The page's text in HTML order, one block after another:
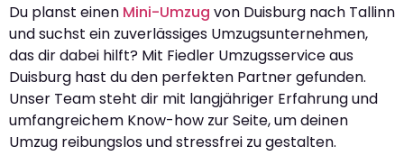
Du planst einen Mini-Umzug von Duisburg nach Tallinn
und suchst ein zuverlässiges Umzugsunternehmen,
das dir dabei hilft? Mit Fiedler Umzugsservice aus
Duisburg hast du den perfekten Partner gefunden.
Unser Team steht dir mit langjähriger Erfahrung und
umfangreichem Know-how zur Seite, um deinen
Umzug reibungslos und stressfrei zu gestalten.